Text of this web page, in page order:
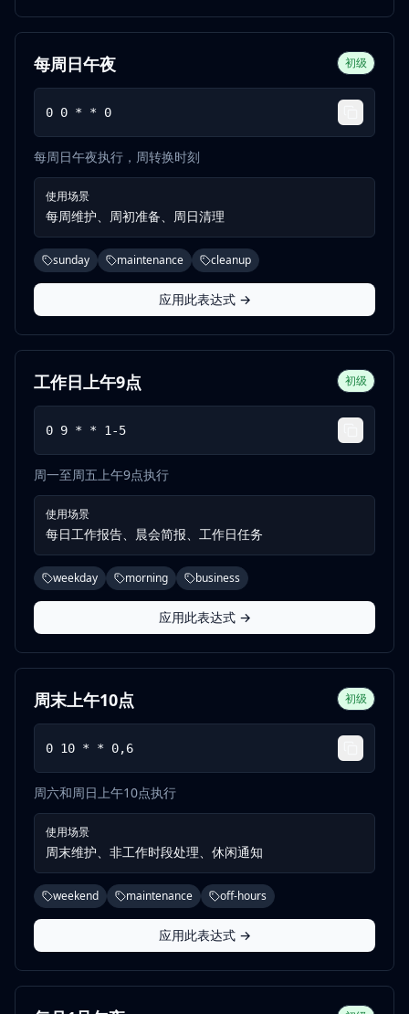
每周日午夜 初级
0 0 * * 0
每周日午夜执行，周转换时刻
使用场景
每周维护、周初准备、周日清理
sunday maintenance cleanup
应用此表达式 →
工作日上午9点 初级
0 9 * * 1-5
周一至周五上午9点执行
使用场景
每日工作报告、晨会简报、工作日任务
weekday morning business
应用此表达式 →
周末上午10点 初级
0 10 * * 0,6
周六和周日上午10点执行
使用场景
周末维护、非工作时段处理、休闲通知
weekend maintenance off-hours
应用此表达式 →